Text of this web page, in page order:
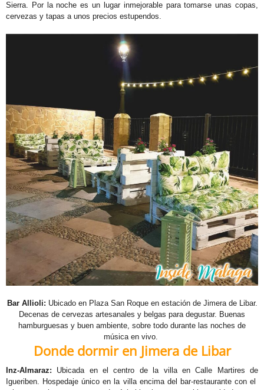
Sierra. Por la noche es un lugar inmejorable para tomarse unas copas,
cervezas y tapas a unos precios estupendos.
Bar Allioli: Ubicado en Plaza San Roque en estación de Jimera de Libar.
Decenas de cervezas artesanales y belgas para degustar. Buenas
hamburguesas y buen ambiente, sobre todo durante las noches de
música en vivo.
Donde dormir en Jimera de Libar
Inz-Almaraz: Ubicada en el centro de la villa en Calle Martires de
Igueriben. Hospedaje único en la villa encima del bar-restaurante con el